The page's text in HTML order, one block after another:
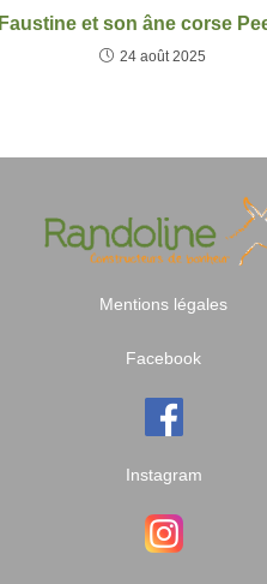
Faustine et son âne corse
24 août 2025
Mentions légales
Facebook
Instagram